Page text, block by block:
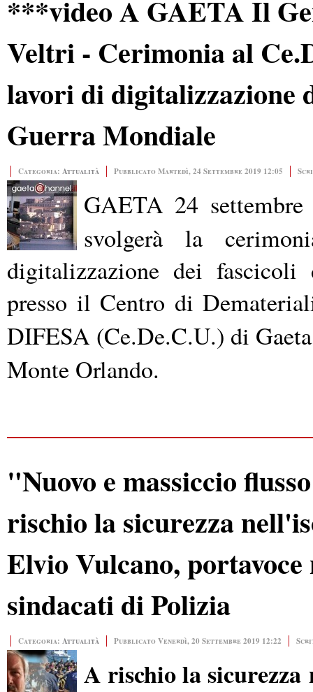
***video A GAETA Il
Veltri - Cerimonia al
lavori di digitalizzazione
Guerra Mondiale
Categoria: Attualità Pubblicato Martedì, 24 Settembre 2019 12:05
GAETA 24
svolgerà la
digitalizzazione dei
presso il Centro di
DIFESA (Ce.De.C.U.) di
Monte Orlando.
"Nuovo e massiccio
rischio la sicurezza
Elvio Vulcano,
sindacati di Polizia
Categoria: Attualità Pubblicato Venerdì, 20 Settembre 2019 12:22
A rischio la sicurezza